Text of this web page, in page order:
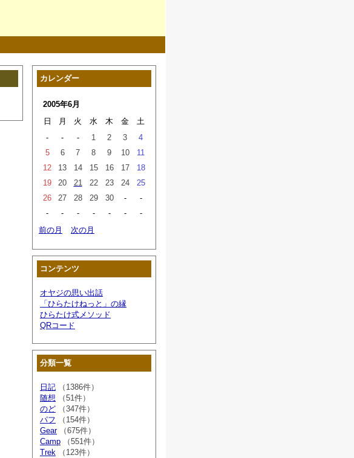
カレンダー
2005年6月
日
月 火 水 木 金
土
-
- - 1 2 3
4
5
6 7 8 9 10
11
12
13 14 15 16 17
18
19
20 21 22 23 24
25
26
27 28 29 30 -
-
-
- - - - -
-
前の月
次の月
コンテンツ
オヤジの思い出話
「ひらたけねっと」の縁
ひらたけ式メソッド
QRコード
分類一覧
日記 （1386件）
随想 （51件）
のど （347件）
パフ （154件）
Gear（675件）
Camp （551件）
Trek （123件）